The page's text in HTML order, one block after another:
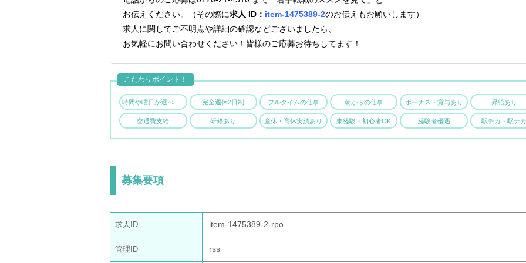
お伝えください。（その際に求人 ID： item-1475389-2のお伝えもお願いします）
求人に関してご不明点や詳細の確認などございましたら、
お気軽にお問い合わせください！皆様のご応募お待ちしてます！
完全週休2日制 フルタイムの仕事 朝からの仕事 ボーナス・賞与あり 昇給あり
交通費支給 研修あり 産休・育休実績あり 未経験・初心者OK 経験者優遇 駅チカ・駅ナ
こだわりポイント！
募集要項
求人ID item-1475389-2-rpo
管理ID rss